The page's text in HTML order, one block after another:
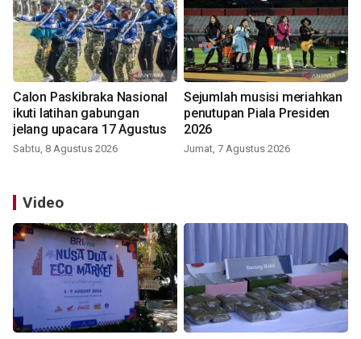
Calon Paskibraka Nasional
ikuti latihan gabungan
jelang upacara 17 Agustus
Sabtu, 8 Agustus 2026
Sejumlah musisi meriahkan
penutupan Piala Presiden
2026
Jumat, 7 Agustus 2026
Video